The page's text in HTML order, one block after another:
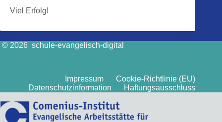
Viel Erfolg!
© 2026 schule-evangelisch-digital
Impressum
Cookie-Richtlinie (EU)
Datenschutzinformation
Haftungsausschluss